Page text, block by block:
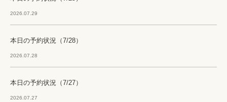
2026.07.29
本日の予約状況（7/28）
2026.07.28
本日の予約状況（7/27）
2026.07.27